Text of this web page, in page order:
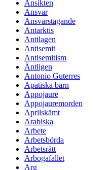
Ansikten
Ansvar
Ansvarstagande
Antarktis
Antilagen
Antisemit
Antisemitism
Äntligen
Antonio Guterres
Apatiska barn
Appojaure
Appojauremorden
Aprilskämt
Arabiska
Arbete
Arbetsbörda
Arbetsrätt
Arbogafallet
Arg